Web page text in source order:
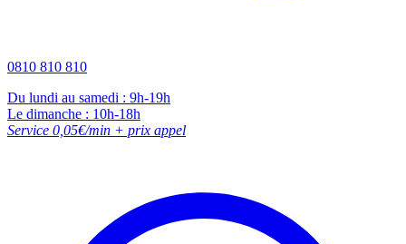
0810 810 810
Du lundi au samedi : 9h-19h
Le dimanche : 10h-18h
Service 0,05€/min + prix appel